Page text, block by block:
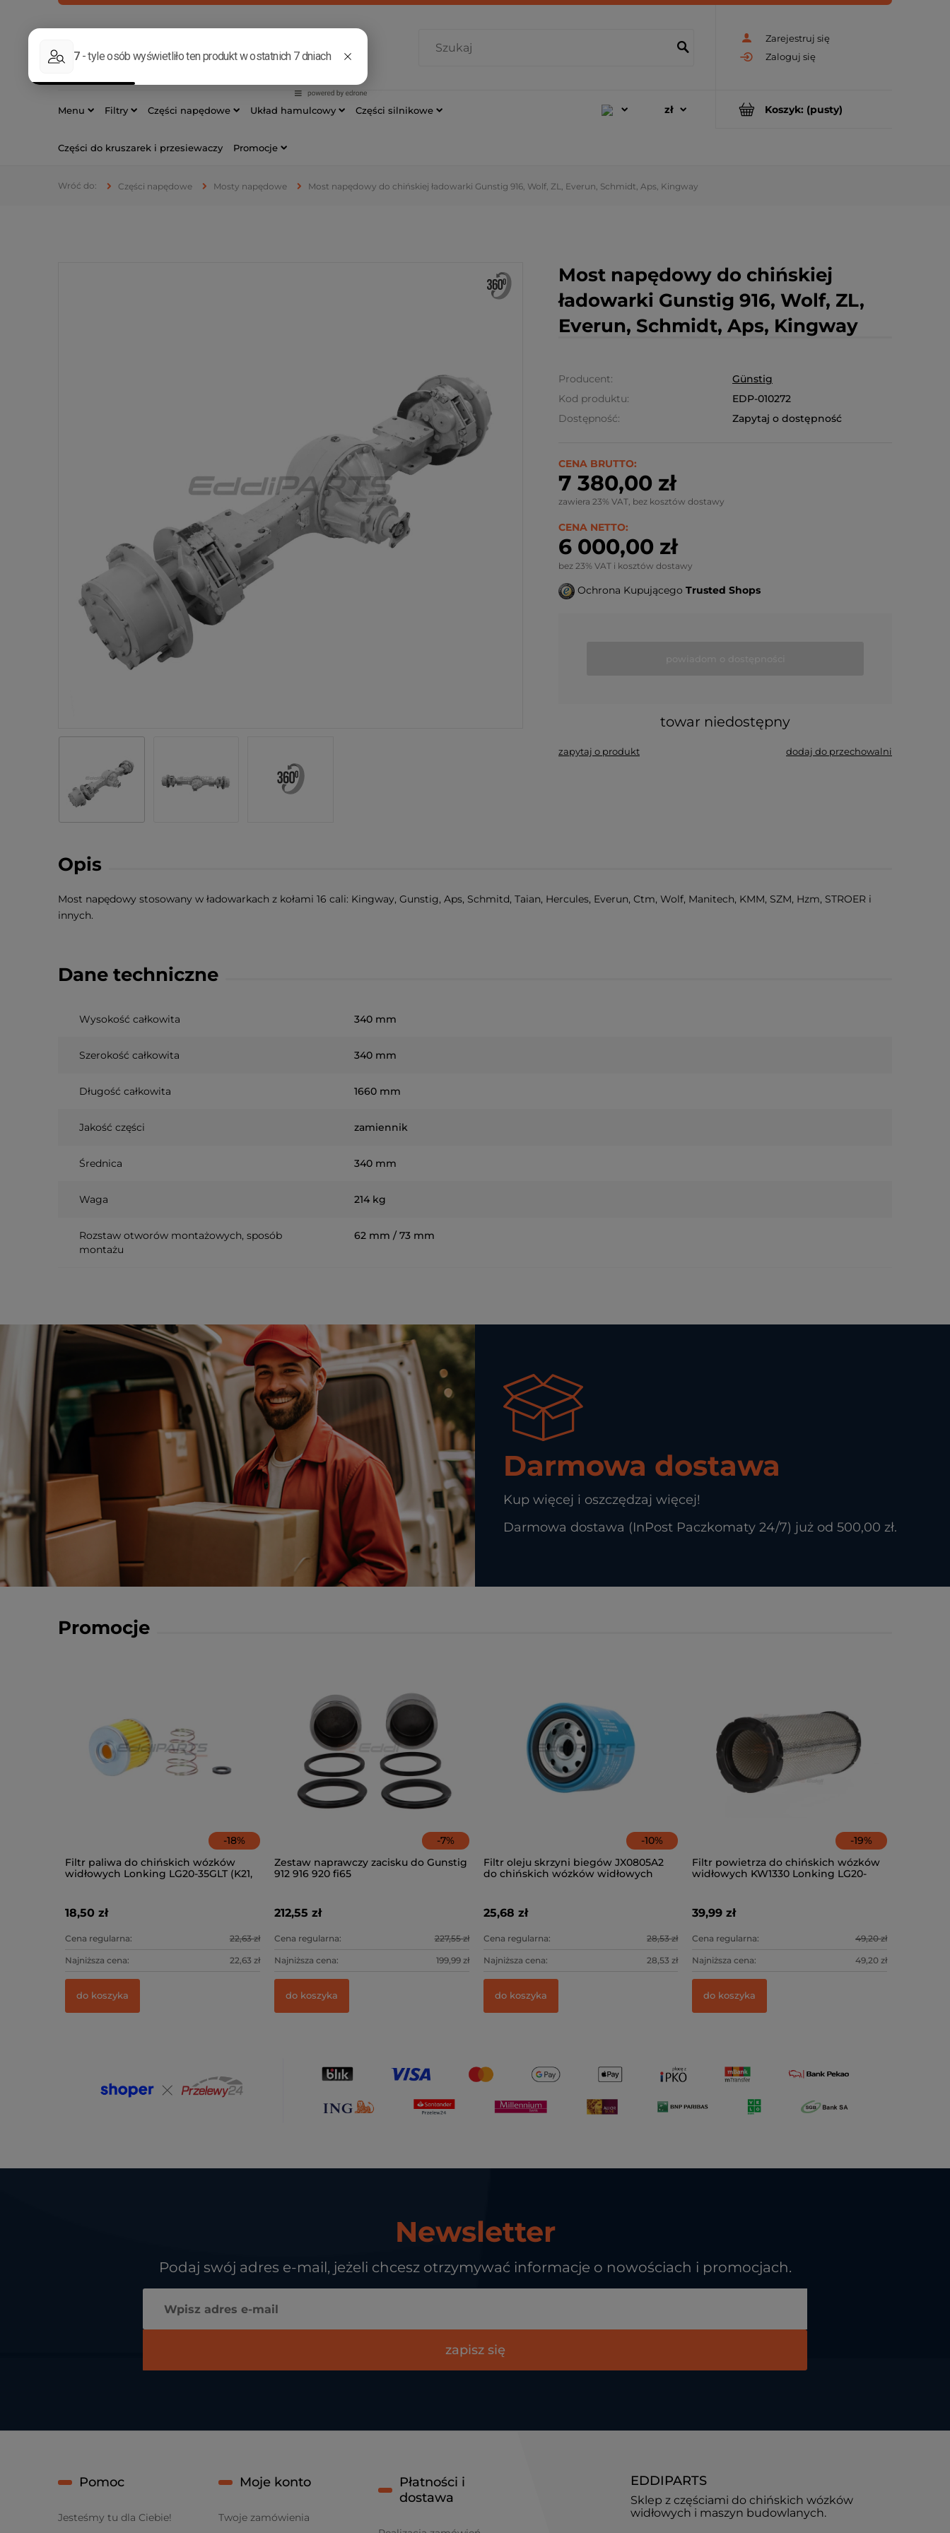
Zarejestruj się
Zaloguj się
533 177 421
Koszyk: (pusty)
Menu Filtry Części napędowe Układ hamulcowy Części silnikowe
Części do kruszarek i przesiewaczy Promocje
Części napędowe Mosty napędowe Most napędowy do chińskiej ładowarki Gunstig 916, Wolf, ZL, Everun, Schmidt, Aps, Kingway
Most napędowy do chińskiej
ładowarki Gunstig 916, Wolf, ZL,
Everun, Schmidt, Aps, Kingway
Producent:
Günstig
Kod produktu:
EDP-010272
Dostępność:
Zapytaj o dostępność
CENA BRUTTO:
7 380,00 zł
zawiera 23% VAT, bez kosztów dostawy
CENA NETTO:
6 000,00 zł
bez 23% VAT i kosztów dostawy
Ochrona Kupującego Trusted Shops
towar niedostępny
zapytaj o produkt dodaj do przechowalni
Opis
Most napędowy stosowany w ładowarkach z kołami 16 cali: Kingway, Gunstig, Aps, Schmitd, Taian, Hercules, Everun, Ctm, Wolf, Manitech, KMM, SZM, Hzm, STROER i
innych.
Dane techniczne
Wysokość całkowita 340 mm
Szerokość całkowita 340 mm
Długość całkowita 1660 mm
Jakość części zamiennik
Średnica 340 mm
Waga 214 kg
Rozstaw otworów montażowych, sposób
montażu
62 mm / 73 mm
Darmowa dostawa
Kup więcej i oszczędzaj więcej!
Darmowa dostawa (InPost Paczkomaty 24/7) już od 500,00 zł.
Promocje
-18%
Filtr paliwa do chińskich wózków
widłowych Lonking LG20-35GLT (K21,
18,50 zł
Cena regularna: 22,63 zł
Najniższa cena: 22,63 zł
do koszyka
-7%
Zestaw naprawczy zacisku do Gunstig
912 916 920 fi65
212,55 zł
Cena regularna: 227,55 zł
Najniższa cena: 199,99 zł
do koszyka
-10%
Filtr oleju skrzyni biegów JX0805A2
do chińskich wózków widłowych
25,68 zł
Cena regularna: 28,53 zł
Najniższa cena: 28,53 zł
do koszyka
-19%
Filtr powietrza do chińskich wózków
widłowych KW1330 Lonking LG20-
39,99 zł
Cena regularna: 49,20 zł
Najniższa cena: 49,20 zł
do koszyka
Newsletter
Podaj swój adres e-mail, jeżeli chcesz otrzymywać informacje o nowościach i promocjach.
zapisz się
EDDIPARTS
Sklep z częściami do chińskich wózków
widłowych i maszyn budowlanych.
Pomoc
Jesteśmy tu dla Ciebie!
Moje konto
Twoje zamówienia
Płatności i
dostawa